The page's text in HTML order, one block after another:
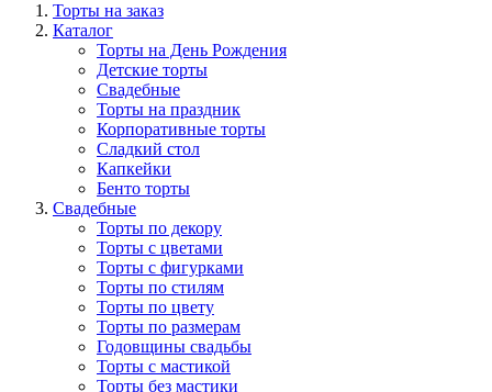
Торты на заказ
Каталог
Торты на День Рождения
Детские торты
Свадебные
Торты на праздник
Корпоративные торты
Сладкий стол
Капкейки
Бенто торты
Свадебные
Торты по декору
Торты с цветами
Торты с фигурками
Торты по стилям
Торты по цвету
Торты по размерам
Годовщины свадьбы
Торты с мастикой
Торты без мастики